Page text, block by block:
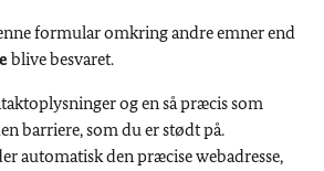
formular omkring andre emner end
blive besvaret.
og en så præcis som
barriere, som du er stødt på.
automatisk den præcise webadresse,